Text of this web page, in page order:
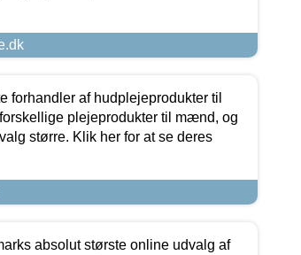
forhandler af hudplejeprodukter til
plejeprodukter til mænd, og
større. Klik her for at se deres
absolut største online udvalg af